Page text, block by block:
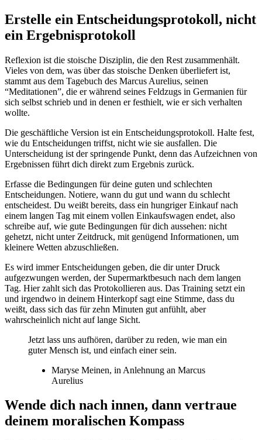
Erstelle ein Entscheidungsprotokoll, nicht
ein Ergebnisprotokoll
Reflexion ist die stoische Disziplin, die den Rest zusammenhält.
Vieles von dem, was über das stoische Denken überliefert ist,
stammt aus dem Tagebuch des Marcus Aurelius, seinen
“Meditationen”, die er während seines Feldzugs in Germanien für
sich selbst schrieb und in denen er festhielt, wie er sich verhalten
wollte.
Die geschäftliche Version ist ein Entscheidungsprotokoll. Halte fest,
wie du Entscheidungen triffst, nicht wie sie ausfallen. Die
Unterscheidung ist der springende Punkt, denn das Aufzeichnen von
Ergebnissen führt dich direkt zum Ergebnis zurück.
Erfasse die Bedingungen für deine guten und schlechten
Entscheidungen. Notiere, wann du gut und wann du schlecht
entscheidest. Du weißt bereits, dass ein hungriger Einkauf nach
einem langen Tag mit einem vollen Einkaufswagen endet, also
schreibe auf, wie gute Bedingungen für dich aussehen: nicht
gehetzt, nicht unter Zeitdruck, mit genügend Informationen, um
kleinere Wetten abzuschließen.
Es wird immer Entscheidungen geben, die dir unter Druck
aufgezwungen werden, der Supermarktbesuch nach dem langen
Tag. Hier zahlt sich das Protokollieren aus. Das Training setzt ein
und irgendwo in deinem Hinterkopf sagt eine Stimme, dass du
weißt, dass sich das für zehn Minuten gut anfühlt, aber
wahrscheinlich nicht auf lange Sicht.
Jetzt lass uns aufhören, darüber zu reden, wie man ein
guter Mensch ist, und einfach einer sein.
Maryse Meinen, in Anlehnung an Marcus
Aurelius
Wende dich nach innen, dann vertraue
deinem moralischen Kompass